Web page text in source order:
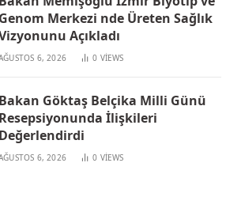
Genom Merkezi nde Üreten Sağlık
Açıkladı
6, 2026 0 VIEWS
Bakan Göktaş Belçika Milli Günü
Resepsiyonunda İlişkileri
Değerlendirdi
6, 2026 0 VIEWS